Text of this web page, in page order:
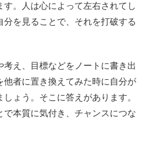
。人は心によって左右されてし
分を見ることで、それを打破する
え、目標などをノートに書き出
他者に置き換えてみた時に自分が
ょう。そこに答えがあります。
で本質に気付き、チャンスにつな